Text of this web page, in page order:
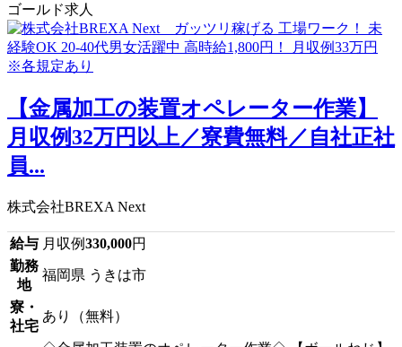
ゴールド求人
【金属加工の装置オペレーター作業】
月収例32万円以上／寮費無料／自社正社
員...
株式会社BREXA Next
給与 月収例330,000円
勤務
地
福岡県 うきは市
寮・
社宅
あり（無料）